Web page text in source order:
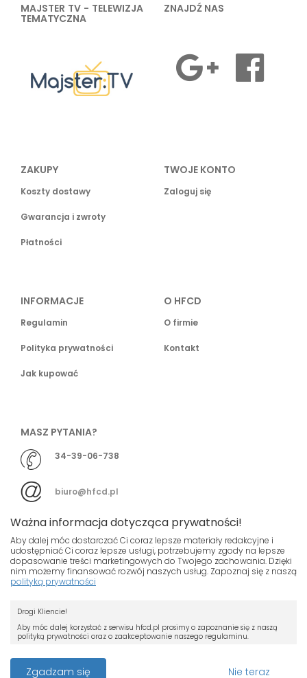
MAJSTER TV - TELEWIZJA
TEMATYCZNA
ZNAJDŹ NAS
ZAKUPY
Koszty dostawy
Gwarancja i zwroty
Płatności
TWOJE KONTO
Zaloguj się
INFORMACJE
Regulamin
Polityka prywatności
Jak kupować
O HFCD
O firmie
Kontakt
MASZ PYTANIA?
34-39-06-738
biuro@hfcd.pl
© HFCD - HF Centrum Dystrybucyjne- Wszelkie prawa
zapisywane na Twoim dysku zmień
ustawienia swojej przeglądarki.
Przeczytaj więcej o cookies
Ważna informacja dotycząca prywatności!
Aby dalej móc dostarczać Ci coraz lepsze materiały redakcyjne i
udostępniać Ci coraz lepsze usługi, potrzebujemy zgody na lepsze
dopasowanie treści marketingowych do Twojego zachowania. Dzięki
nim możemy finansować rozwój naszych usług. Zapoznaj się z naszą
polityką prywatności
Drogi Kliencie!
Aby móc dalej korzystać z serwisu hfcd.pl prosimy o zapoznanie się z naszą
polityką prywatności oraz o zaakceptowanie naszego regulaminu.
Z dniem 25 maja 2018 r. rozpoczyna obowiązywanie Rozporządzenie
Zgadzam się Nie teraz